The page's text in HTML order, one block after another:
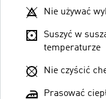
Nie używać
Suszyć w
temperaturze
Nie czyścić
Prasować